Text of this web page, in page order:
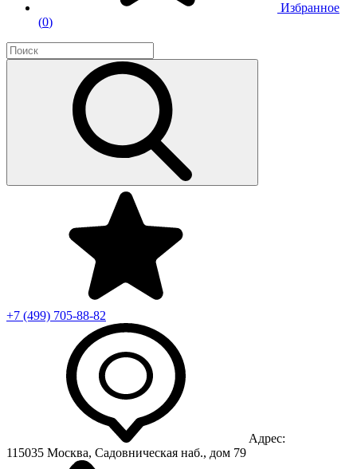
Избранное
(0)
+7 (499) 705-88-82
Адрес:
115035 Москва, Садовническая наб., дом 79